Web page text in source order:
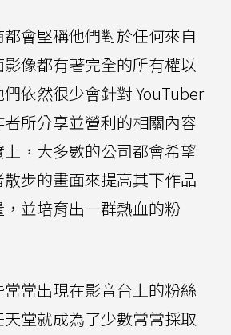
會堅稱他們對於任何來自
像都有著完全的所有權以
依然很少會針對 YouTuber
所分享並營利的相關內容
，大多數的公司都會希望
步的畫面來提高其下作品
並培育出一群熱血的粉
常出現在影音台上的粉絲
堂就成為了少數常常採取